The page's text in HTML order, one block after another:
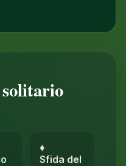
♦︎
Sfida del